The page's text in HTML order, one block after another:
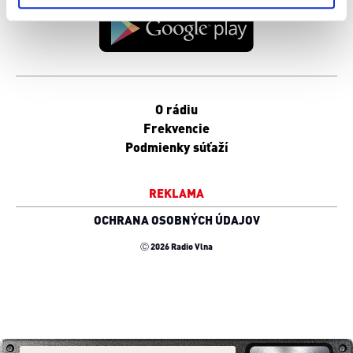
cookies.
O rádiu
Frekvencie
Podmienky súťaží
REKLAMA
OCHRANA OSOBNÝCH ÚDAJOV
Ⓒ 2026 Radio Vlna